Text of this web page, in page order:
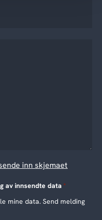
inn skjemaet
av innsendte data *
mine data. Send melding